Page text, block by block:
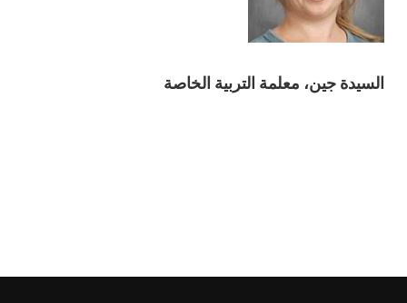
السيدة جين، معلمة التربية الخاصة